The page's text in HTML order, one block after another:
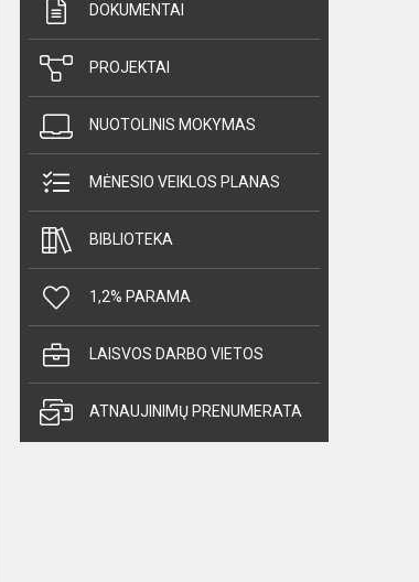
DOKUMENTAI
PROJEKTAI
NUOTOLINIS MOKYMAS
MĖNESIO VEIKLOS PLANAS
BIBLIOTEKA
1,2% PARAMA
LAISVOS DARBO VIETOS
ATNAUJINIMŲ PRENUMERATA